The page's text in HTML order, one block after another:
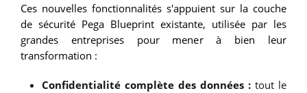
Ces nouvelles fonctionnalités s'appuient sur la couche
de sécurité Pega Blueprint existante, utilisée par les
grandes entreprises pour mener à bien leur
transformation :
Confidentialité complète des données : tout le